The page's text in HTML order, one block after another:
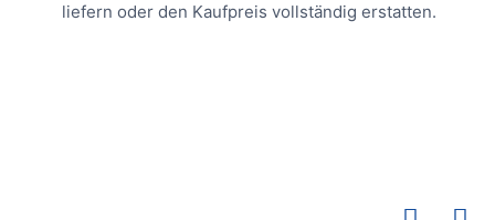
liefern oder den Kaufpreis vollständig erstatten.